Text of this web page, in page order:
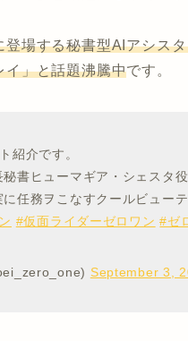
登場する秘書型AIアシス
イ」と話題沸騰中です。
紹介です。
書ヒューマギア・シェスタ
任務ヲこなすクールビュー
#仮面ライダーゼロワン #ゼ
September 3,